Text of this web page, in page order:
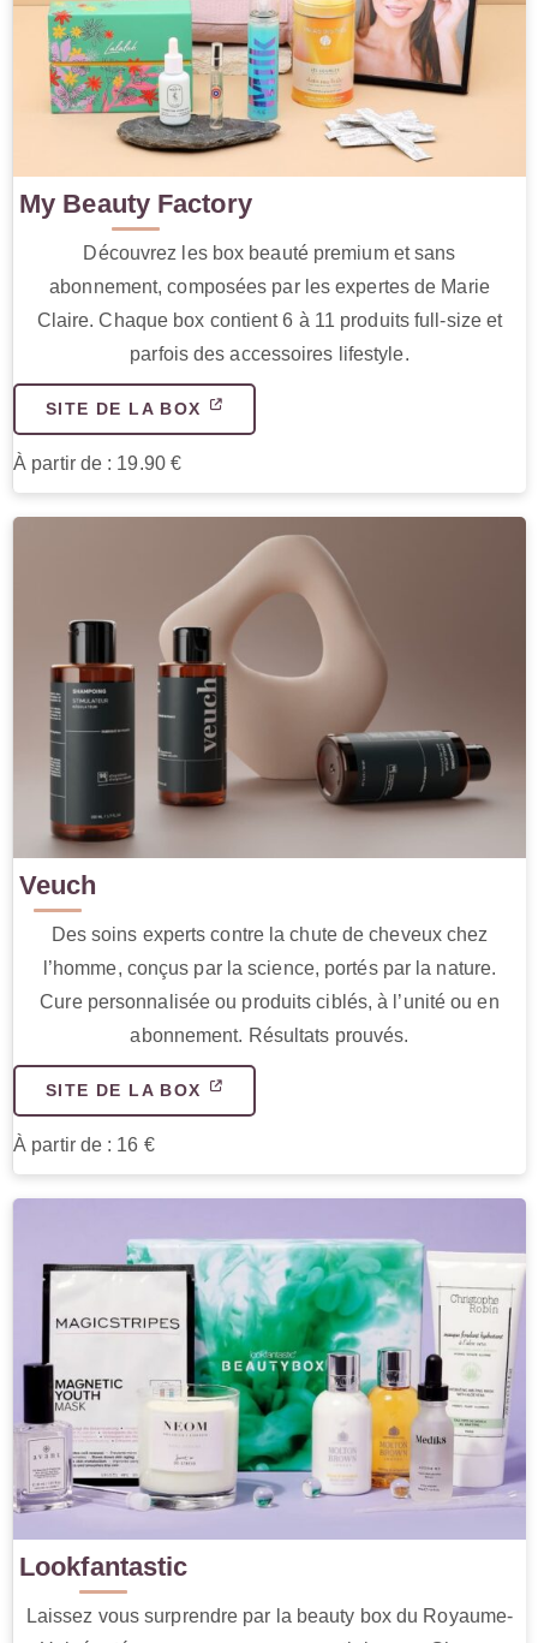
My Beauty Factory
Découvrez les box beauté premium et sans
abonnement, composées par les expertes de Marie
Claire. Chaque box contient 6 à 11 produits full-size et
parfois des accessoires lifestyle.
SITE DE LA BOX
À partir de : 19.90 €
Veuch
Des soins experts contre la chute de cheveux chez
l’homme, conçus par la science, portés par la nature.
Cure personnalisée ou produits ciblés, à l’unité ou en
abonnement. Résultats prouvés.
SITE DE LA BOX
À partir de : 16 €
Lookfantastic
Laissez vous surprendre par la beauty box du Royaume-